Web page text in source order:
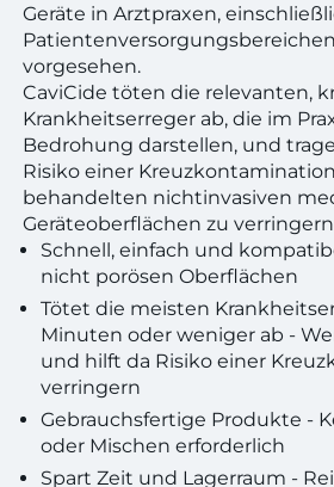
Geräte in Arztpraxen,
vorgesehen.
CaviCide töten die relevanten,
Krankheitserreger ab, die im
Bedrohung darstellen, und
Risiko einer
behandelten nichtinvasiven
Geräteoberflächen zu
Schnell, einfach und
nicht porösen Oberflächen
Tötet die meisten
Minuten oder weniger ab -
und hilft da Risiko einer
verringern
Gebrauchsfertige Produkte -
oder Mischen erforderlich
Spart Zeit und Lagerraum -